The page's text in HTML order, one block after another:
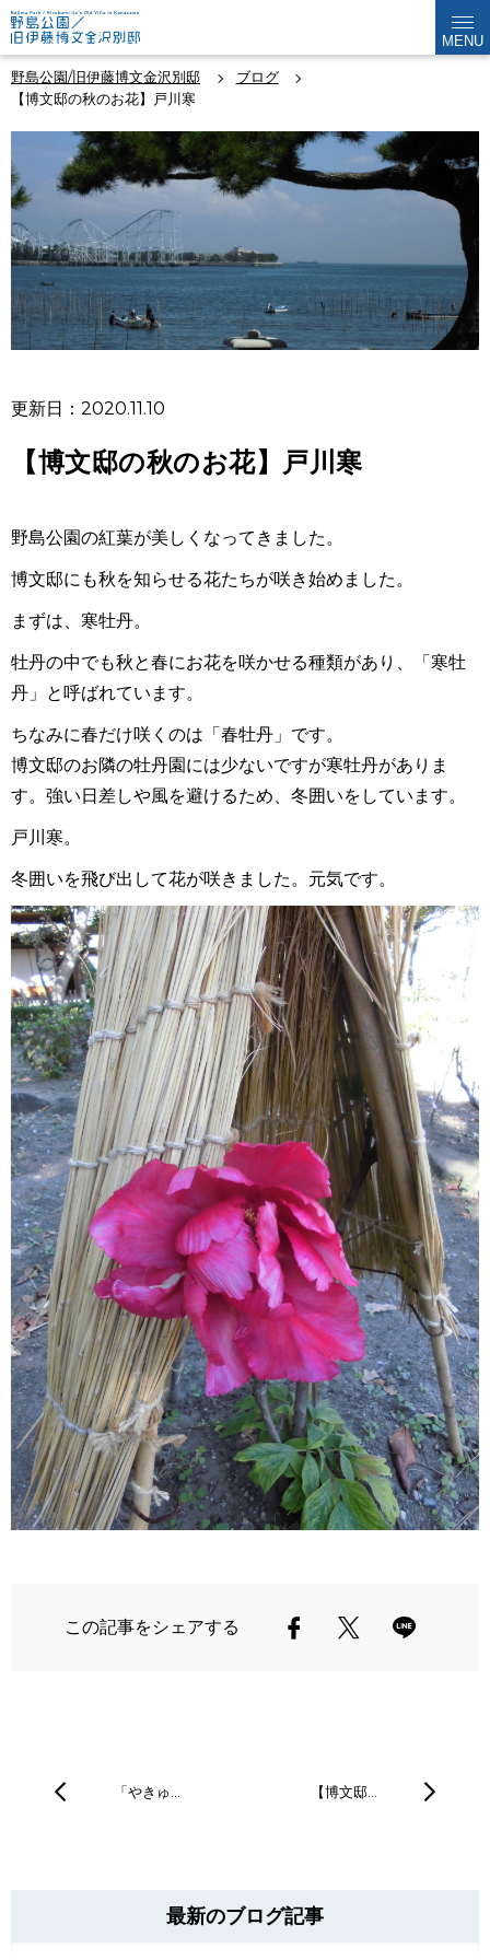
MENU
野島公園/旧伊藤博文金沢別邸
ブログ
【博文邸の秋のお花】戸川寒
更新日：2020.11.10
【博文邸の秋のお花】戸川寒
野島公園の紅葉が美しくなってきました。
博文邸にも秋を知らせる花たちが咲き始めました。
まずは、寒牡丹。
牡丹の中でも秋と春にお花を咲かせる種類があり、「寒牡
丹」と呼ばれています。
ちなみに春だけ咲くのは「春牡丹」です。
博文邸のお隣の牡丹園には少ないですが寒牡丹がありま
す。強い日差しや風を避けるため、冬囲いをしています。
戸川寒。
冬囲いを飛び出して花が咲きました。元気です。
この記事をシェアする
「やきゅ… 【博文邸…
最新のブログ記事